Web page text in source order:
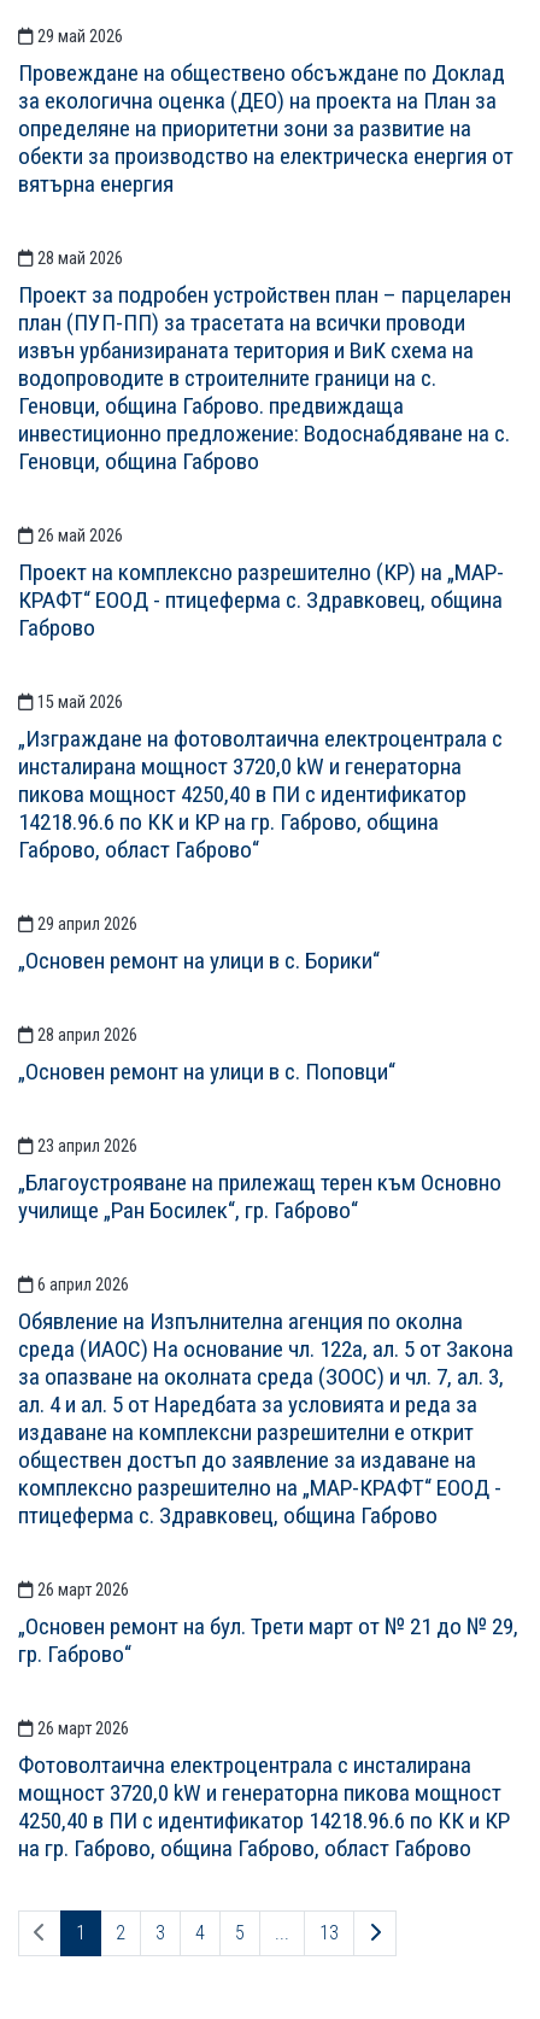
29 май 2026
Провеждане на обществено обсъждане по Доклад
за екологична оценка (ДЕО) на проекта на План за
определяне на приоритетни зони за развитие на
обекти за производство на електрическа енергия от
вятърна енергия
28 май 2026
Проект за подробен устройствен план – парцеларен
план (ПУП-ПП) за трасетата на всички проводи
извън урбанизираната територия и ВиК схема на
водопроводите в строителните граници на с.
Геновци, община Габрово. предвиждаща
инвестиционно предложение: Водоснабдяване на с.
Геновци, община Габрово
26 май 2026
Проект на комплексно разрешително (КР) на „МАР-
КРАФТ“ ЕООД - птицеферма с. Здравковец, община
Габрово
15 май 2026
„Изграждане на фотоволтаична електроцентрала с
инсталирана мощност 3720,0 kW и генераторна
пикова мощност 4250,40 в ПИ с идентификатор
14218.96.6 по КК и КР на гр. Габрово, община
Габрово, област Габрово“
29 април 2026
„Основен ремонт на улици в с. Борики“
28 април 2026
„Основен ремонт на улици в с. Поповци“
23 април 2026
„Благоустрояване на прилежащ терен към Основно
училище „Ран Босилек“, гр. Габрово“
6 април 2026
Обявление на Изпълнителна агенция по околна
среда (ИАОС) На основание чл. 122а, ал. 5 от Закона
за опазване на околната среда (ЗООС) и чл. 7, ал. 3,
ал. 4 и ал. 5 от Наредбата за условията и реда за
издаване на комплексни разрешителни е открит
обществен достъп до заявление за издаване на
комплексно разрешително на „МАР-КРАФТ“ ЕООД -
птицеферма с. Здравковец, община Габрово
26 март 2026
„Основен ремонт на бул. Трети март от № 21 до № 29,
гр. Габрово“
26 март 2026
Фотоволтаична електроцентрала с инсталирана
мощност 3720,0 kW и генераторна пикова мощност
4250,40 в ПИ с идентификатор 14218.96.6 по КК и КР
на гр. Габрово, община Габрово, област Габрово
Предходна страница
1 2 3 4 5 ... 13 Следваща